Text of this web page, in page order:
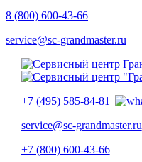
8 (800) 600-43-66
service@sc-grandmaster.ru
+7 (495) 585-84-81
service@sc-grandmaster.ru
+7 (800) 600-43-66